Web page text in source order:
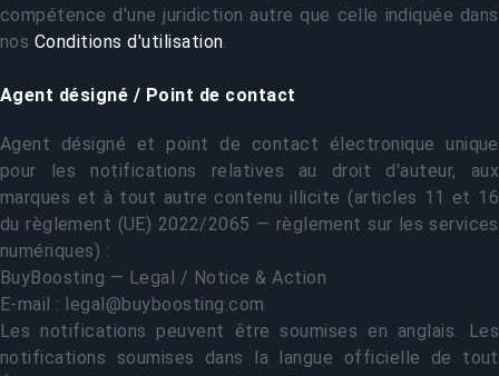
compétence d'une juridiction autre que celle indiquée dans
nos Conditions d'utilisation.
Agent désigné / Point de contact
Agent désigné et point de contact électronique unique
pour les notifications relatives au droit d'auteur, aux
marques et à tout autre contenu illicite (articles 11 et 16
du règlement (UE) 2022/2065 — règlement sur les services
numériques) :
BuyBoosting — Legal / Notice & Action
E-mail : legal@buyboosting.com
Les notifications peuvent être soumises en anglais. Les
notifications soumises dans la langue officielle de tout